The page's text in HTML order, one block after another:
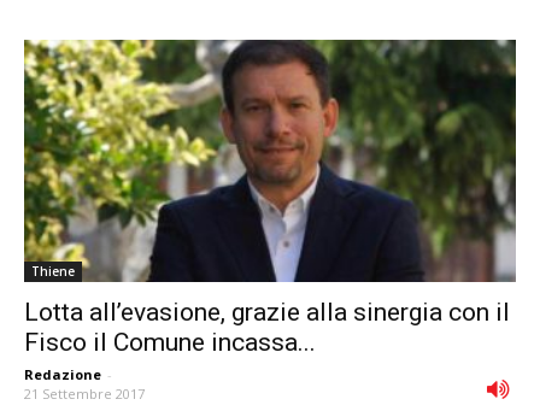
Thiene
Lotta all’evasione, grazie alla sinergia con il
Fisco il Comune incassa...
Redazione -
21 Settembre 2017